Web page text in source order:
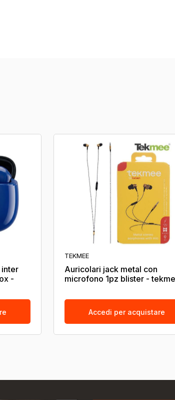
-
TEKMEE
Auricolari jack metal con
microfono 1pz blister -
Accedi per acquistare